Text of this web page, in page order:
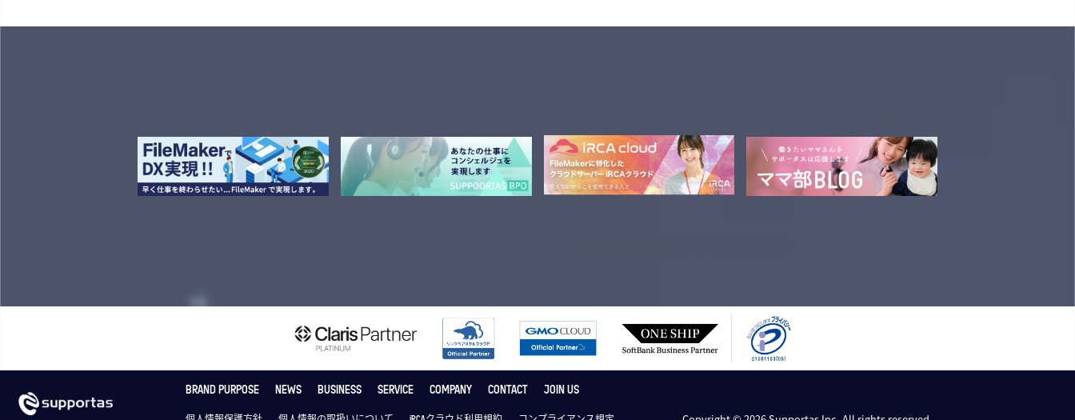
BRAND PURPOSE NEWS BUSINESS SERVICE COMPANY CONTACT JOIN US